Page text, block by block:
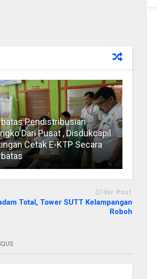
Pendistribusian
Dari Pusat , Disdukcapil
Cetak E-KTP Secara
Older Post
Total, Tower SUTT Kelampangan
Roboh